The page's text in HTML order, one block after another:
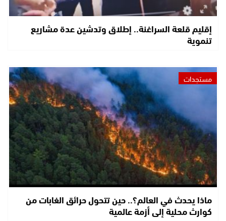
إقليم قلعة السراغنة.. إطلاق وتدشين عدة مشاريع
تنموية
مستجدات
ماذا يحدث في العالم؟.. حين تتحول حرائق الغابات من
كوارث محلية إلى أزمة عالمية